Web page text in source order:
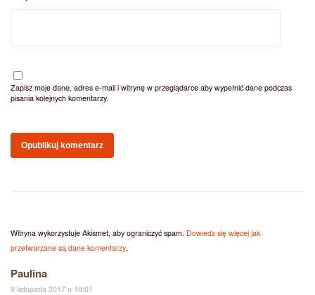
Zapisz moje dane, adres e-mail i witrynę w przeglądarce aby wypełnić dane podczas
pisania kolejnych komentarzy.
Witryna wykorzystuje Akismet, aby ograniczyć spam. Dowiedz się więcej jak
przetwarzane są dane komentarzy.
Paulina
9 listopada 2017 o 18:01